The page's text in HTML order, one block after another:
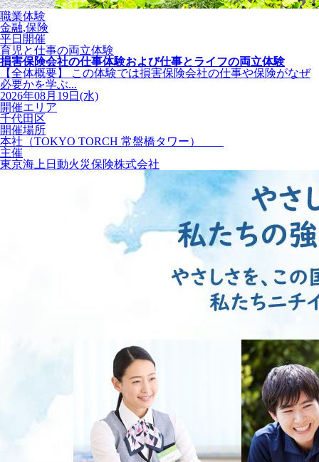
職業体験
金融,保険
平日開催
育児と仕事の両立体験
損害保険会社の仕事体験および仕事とライフの両立体験
【全体概要】 この体験では損害保険会社の仕事や保険がなぜ
必要かを学ぶ...
2026年08月19日(水)
開催エリア
千代田区
開催場所
本社（TOKYO TORCH 常盤橋タワー）
主催
東京海上日動火災保険株式会社